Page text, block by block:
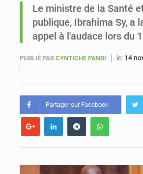
Le ministre de la Santé
publique, Ibrahima Sy, a
appel à l'audace lors du
PUBLIÉ PAR CYNTICHE PANDI le: 14
Partager sur Facebook